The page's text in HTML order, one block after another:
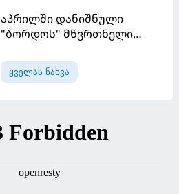
აპრილში დანიშნული
"ბორდოს" მწვრთნელი
ყველას ნახვა